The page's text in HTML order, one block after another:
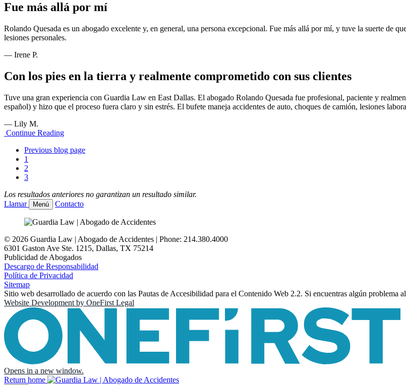
Fue más allá por mí
Rolando Quesada es un abogado excelente y, en general, una persona excepcional. Fue más allá por mí, y tuve la suerte de
lesiones personales.
— Irene P.
Con los pies en la tierra y realmente comprometido con sus clientes
Tuve una gran experiencia con Guardia Law en East Dallas. El abogado Rolando Quesada fue profesional, paciente y
español) y hizo que el proceso fuera claro y sin estrés. El bufete maneja accidentes de auto, choques de camión, lesiones
— Lily M.
Continue Reading
Previous blog page
1
2
3
Los resultados anteriores no garantizan un resultado similar.
Llamar
Menú Contacto
© 2026 Guardia Law | Abogado de Accidentes | Phone: 214.380.4000
6301 Gaston Ave Ste. 1215, Dallas, TX 75214
Publicidad de Abogados
Descargo de Responsabilidad
Política de Privacidad
Sitemap
Sitio web desarrollado de acuerdo con las Pautas de Accesibilidad para el Contenido Web 2.2. Si encuentras algún problema
Website Development by OneFirst Legal
Opens in a new window.
Return home